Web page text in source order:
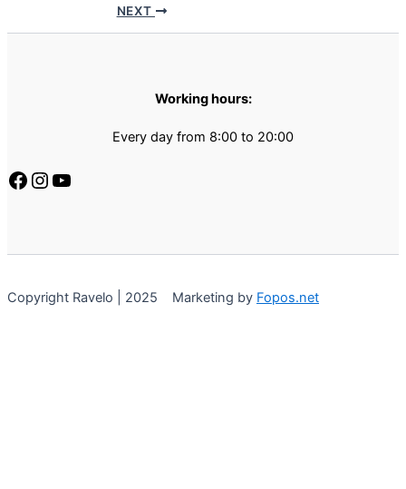
NEXT
Working hours:
Every day from 8:00 to 20:00
Copyright Ravelo | 2025 Marketing by Fopos.net